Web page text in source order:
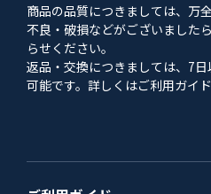
商品の品質につきましては、万
不良・破損などがございました
らせください。
返品・交換につきましては、7
可能です。詳しくはご利用ガイ